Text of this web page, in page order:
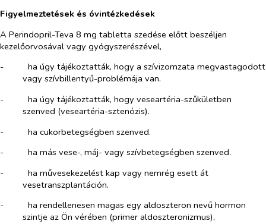
Figyelmeztetések és óvintézkedések
A Perindopril-Teva 8 mg tabletta szedése előtt beszéljen
kezelőorvosával vagy gyógyszerészével,
-​
ha úgy tájékoztatták, hogy a szívizomzata megvastagodott
vagy szívbillentyű-problémája van.
-​
ha úgy tájékoztatták, hogy veseartéria-szűkületben
szenved (veseartéria-sztenózis).
-​
ha cukorbetegségben szenved.
-​
ha más vese-, máj- vagy szívbetegségben szenved.
-​
ha művesekezelést kap vagy nemrég esett át
vesetranszplantáción.
-​
ha rendellenesen magas egy aldoszteron nevű hormon
szintje az Ön vérében (primer aldoszteronizmus),